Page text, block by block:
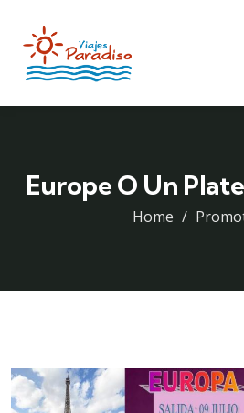
Europe O Un
Home